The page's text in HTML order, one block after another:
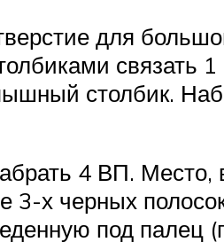
для
связать
столбик.
4 ВП.
3-х черных
под палец